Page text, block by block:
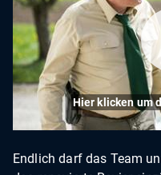
Hier klicken um
Endlich darf das Team